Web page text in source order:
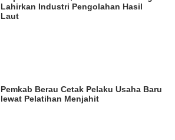
Lahirkan Industri Pengolahan Hasil
Laut
Pemkab Berau Cetak Pelaku Usaha Baru
lewat Pelatihan Menjahit